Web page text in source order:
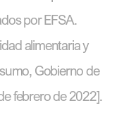
por EFSA.
alimentaria y
Gobierno de
febrero de 2022].